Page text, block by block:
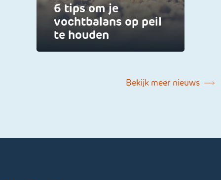
6 tips om je
vochtbalans op peil
te houden
Bekijk meer nieuws